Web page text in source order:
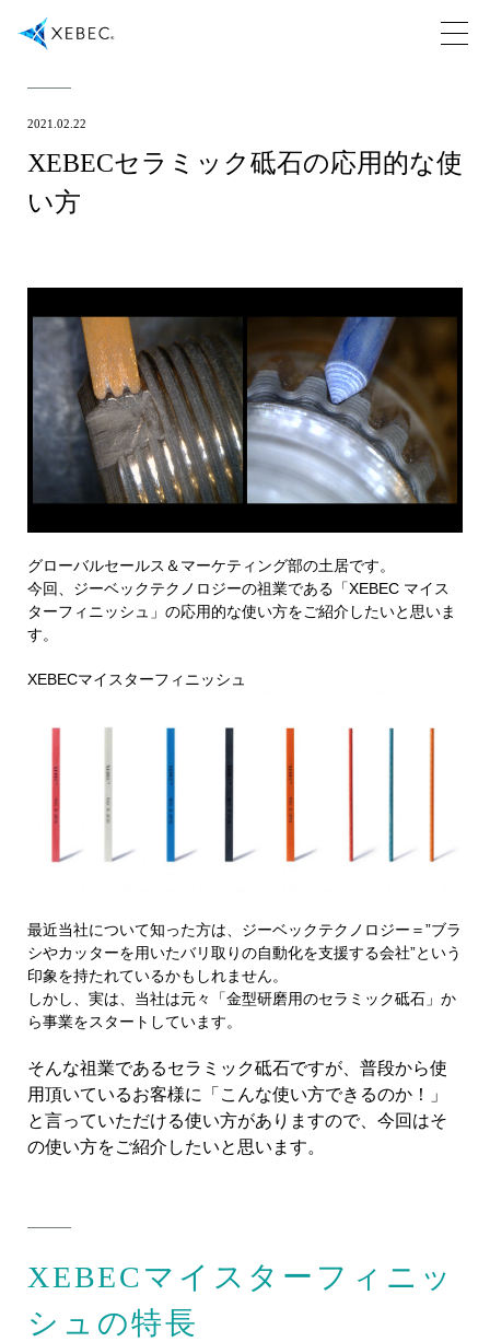
2021.02.22
XEBECセラミック砥石の応用的な使
い方
グローバルセールス＆マーケティング部の土居です。
今回、ジーベックテクノロジーの祖業である「XEBEC マイス
ターフィニッシュ」の応用的な使い方をご紹介したいと思いま
す。
XEBECマイスターフィニッシュ
最近当社について知った方は、ジーベックテクノロジー＝”ブラ
シやカッターを用いたバリ取りの自動化を支援する会社”という
印象を持たれているかもしれません。
しかし、実は、当社は元々「金型研磨用のセラミック砥石」か
ら事業をスタートしています。
そんな祖業であるセラミック砥石ですが、普段から使
用頂いているお客様に「こんな使い方できるのか！」
と言っていただける使い方がありますので、今回はそ
の使い方をご紹介したいと思います。
XEBECマイスターフィニッ
シュの特長